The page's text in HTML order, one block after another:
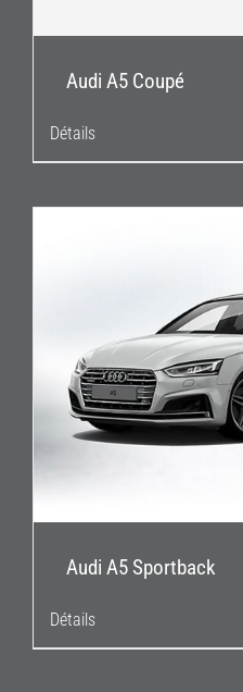
Audi A5 Coupé
Détails
Audi A5 Sportback
Détails